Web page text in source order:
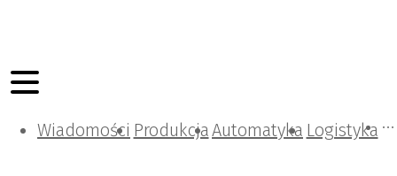
Wiadomości ProdukcjaAutomatyka Logistyka
Projektowanie i konstrukcje
Zarządzanie i IT
Tematy specjalne